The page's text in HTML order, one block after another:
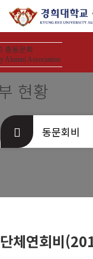
총동문회
Alumni Association
현황
동문회비
단체연회비